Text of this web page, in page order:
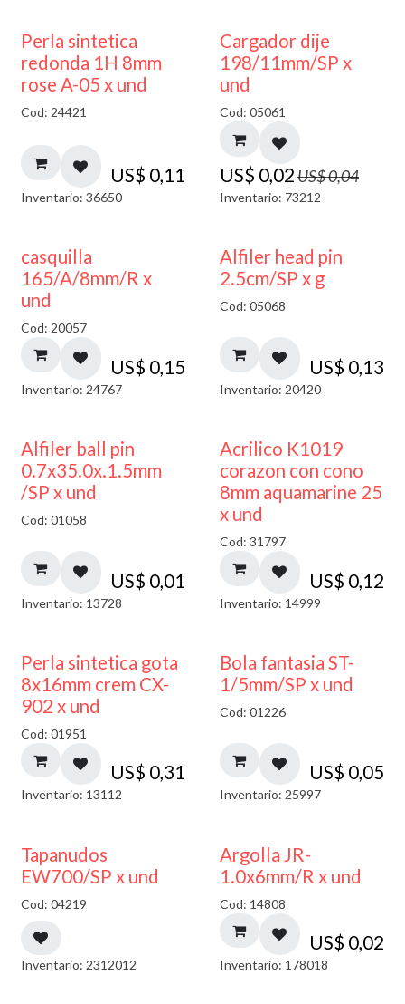
Perla sintetica
redonda 1H 8mm
rose A-05 x und
Cod: 24421
US$ 0,11
Inventario: 36650
50% DESCUENTO
Cargador dije
198/11mm/SP x
und
Cod: 05061
US$ 0,02US$0,04
Inventario: 73212
casquilla
165/A/8mm/R x
und
Cod: 20057
US$ 0,15
Inventario: 24767
Alfiler head pin
2.5cm/SP x g
Cod: 05068
US$ 0,13
Inventario: 20420
Alfiler ball pin
0.7x35.0x.1.5mm
/SP x und
Cod: 01058
US$ 0,01
Inventario: 13728
Acrilico K1019
corazon con cono
8mm aquamarine 25
x und
Cod: 31797
US$ 0,12
Inventario: 14999
Perla sintetica gota
8x16mm crem CX-
902 x und
Cod: 01951
US$ 0,31
Inventario: 13112
Bola fantasia ST-
1/5mm/SP x und
Cod: 01226
US$ 0,05
Inventario: 25997
50% DESCUENTO
Tapanudos
EW700/SP x und
Cod: 04219
Inventario: 2312012
Argolla JR-
1.0x6mm/R x und
Cod: 14808
US$ 0,02
Inventario: 178018